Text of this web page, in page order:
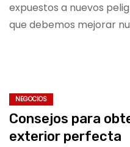
expuestos a nuevos
que debemos mejorar
NEGOCIOS
Consejos para
exterior perfecta